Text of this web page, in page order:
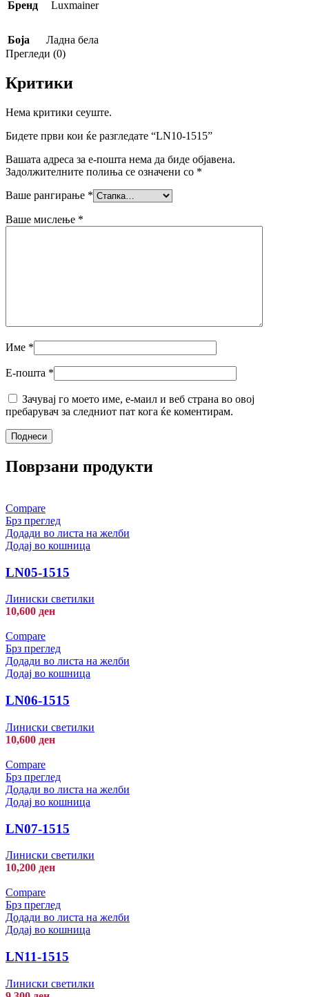
Бренд Luxmainer
Боја
Ладна бела
Прегледи (0)
Критики
Нема критики сеуште.
Бидете први кои ќе разгледате “LN10-1515”
Вашата адреса за е-пошта нема да биде објавена.
Задолжителните полиња се означени со *
Ваше рангирање *
Ваше мислење *
Име *
Е-пошта *
Зачувај го моето име, е-маил и веб страна во овој
пребарувач за следниот пат кога ќе коментирам.
Поврзани продукти
Compare
Брз преглед
Додади во листа на желби
Додај во кошница
LN05-1515
Линиски светилки
10,600 ден
Compare
Брз преглед
Додади во листа на желби
Додај во кошница
LN06-1515
Линиски светилки
10,600 ден
Compare
Брз преглед
Додади во листа на желби
Додај во кошница
LN07-1515
Линиски светилки
10,200 ден
Compare
Брз преглед
Додади во листа на желби
Додај во кошница
LN11-1515
Линиски светилки